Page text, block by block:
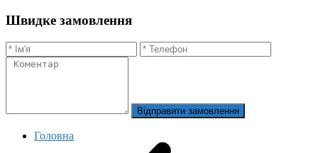
Швидке замовлення
Відправити замовлення
Головна